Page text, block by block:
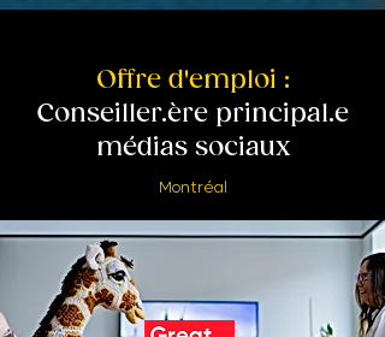
Offre d'emploi :
Conseiller.ère principal.e
médias sociaux
Montréal